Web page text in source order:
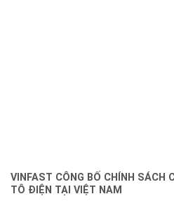
VINFAST CÔNG BỐ CHÍNH SÁCH
TÔ ĐIỆN TẠI VIỆT NAM